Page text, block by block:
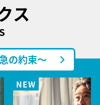
ス
の約束～